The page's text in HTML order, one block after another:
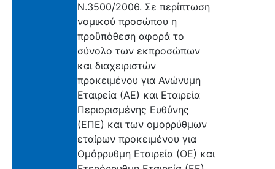
Ν.3500/2006. Σε περίπτωση
νομικού προσώπου η
προϋπόθεση αφορά το
σύνολο των εκπροσώπων
και διαχειριστών
προκειμένου για Ανώνυμη
Εταιρεία (ΑΕ) και Εταιρεία
Περιορισμένης Ευθύνης
(ΕΠΕ) και των ομορρύθμων
εταίρων προκειμένου για
Ομόρρυθμη Εταιρεία (ΟΕ) και